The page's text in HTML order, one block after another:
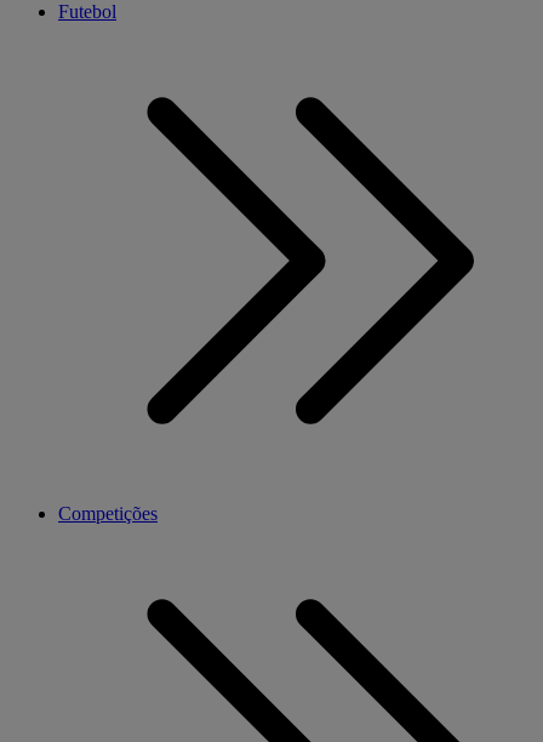
Futebol
Competições